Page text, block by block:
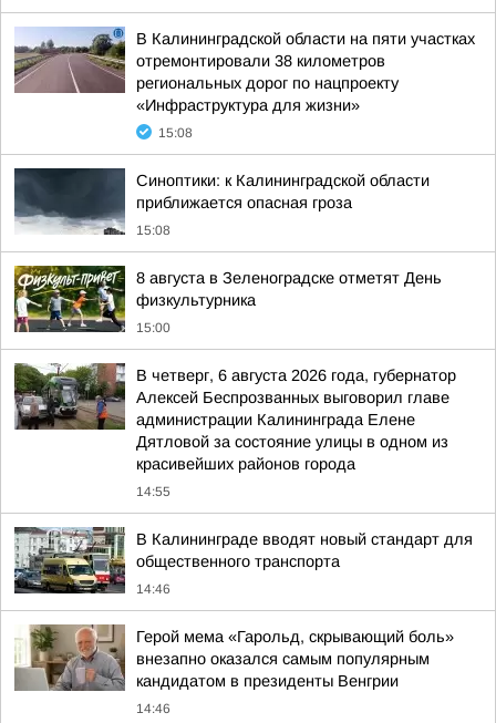
В Калининградской области на пяти участках
отремонтировали 38 километров
региональных дорог по нацпроекту
«Инфраструктура для жизни»
15:08
Синоптики: к Калининградской области
приближается опасная гроза
15:08
8 августа в Зеленоградске отметят День
физкультурника
15:00
В четверг, 6 августа 2026 года, губернатор
Алексей Беспрозванных выговорил главе
администрации Калининграда Елене
Дятловой за состояние улицы в одном из
красивейших районов города
14:55
В Калининграде вводят новый стандарт для
общественного транспорта
14:46
Герой мема «Гарольд, скрывающий боль»
внезапно оказался самым популярным
кандидатом в президенты Венгрии
14:46